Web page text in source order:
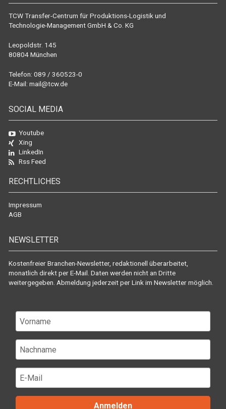
TCW Transfer-Centrum für Produktions-Logistik und
Technologie-Management GmbH & Co. KG
Leopoldstr. 145
80804 München
Telefon: 089 / 360523-0
E-Mail: mail@tcw.de
SOCIAL MEDIA
Youtube
Xing
LinkedIn
Rss Feed
RECHTLICHES
Impressum
AGB
NEWSLETTER
Kostenfreier Branchen-Newsletter, redaktionell überarbeitet,
monatlich direkt per E-Mail. Daten werden nicht an Dritte
weitergegeben. Abmeldung jederzeit per Link im Newsletter möglich.
Anmelden